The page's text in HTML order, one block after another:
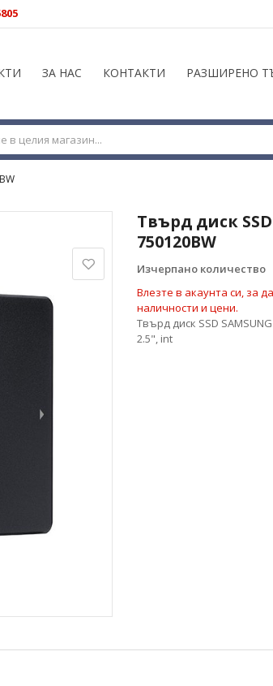
ЗА НАС КОНТАКТИ РАЗШИРЕНО
Твърд диск
750120BW
Изчерпано количество
Влезте в акаунта си, за
наличности и цени.
Твърд диск SSD SAMSUNG
2.5", int